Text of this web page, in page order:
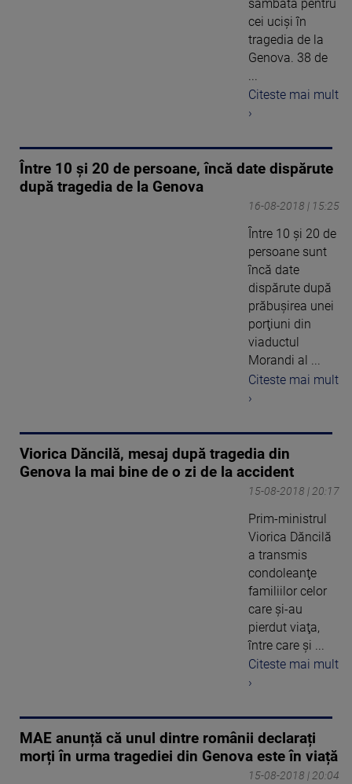
sâmbătă pentru
cei ucişi în
tragedia de la
Genova. 38 de
Citeste mai mult
›
Între 10 şi 20 de persoane, încă date dispărute
după tragedia de la Genova
16-08-2018 | 15:25
Între 10 şi 20 de
persoane sunt
încă date
dispărute după
prăbuşirea unei
porţiuni din
viaductul
Morandi al ...
Citeste mai mult
›
Viorica Dăncilă, mesaj după tragedia din
Genova la mai bine de o zi de la accident
15-08-2018 | 20:17
Prim-ministrul
Viorica Dăncilă
a transmis
condoleanţe
familiilor celor
care şi-au
pierdut viaţa,
între care şi ...
Citeste mai mult
›
MAE anunță că unul dintre românii declarați
morți în urma tragediei din Genova este în viață
15-08-2018 | 20:04